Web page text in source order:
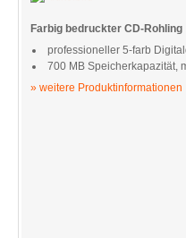
Farbig bedruckter CD-Rohling
professioneller 5-farb
700 MB Speicherkapazität,
» weitere Produktinformationen